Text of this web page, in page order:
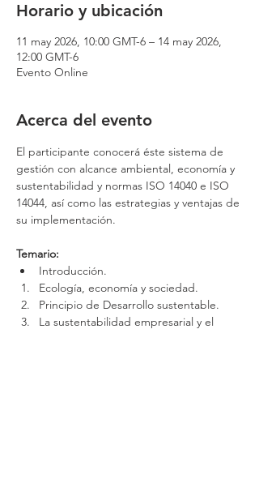
Horario y ubicación
11 may 2026, 10:00 GMT-6 – 14 may 2026,
12:00 GMT-6
Evento Online
Acerca del evento
El participante conocerá éste sistema de
gestión con alcance ambiental, economía y
sustentabilidad y normas ISO 14040 e ISO
14044, así como las estrategias y ventajas de
su implementación.
Temario:
Introducción.
Ecología, economía y sociedad.
Principio de Desarrollo sustentable.
La sustentabilidad empresarial y el